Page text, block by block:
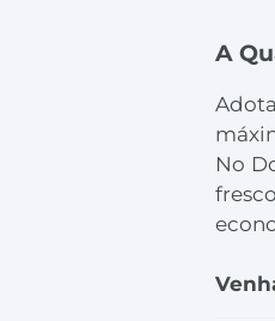
A
No